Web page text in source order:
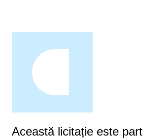
Această licitație este